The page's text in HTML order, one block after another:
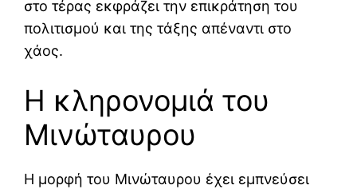
στο τέρας εκφράζει την επικράτηση του
πολιτισμού και της τάξης απέναντι στο
χάος.
Η κληρονομιά του
Μινώταυρου
Η μορφή του Μινώταυρου έχει εμπνεύσει